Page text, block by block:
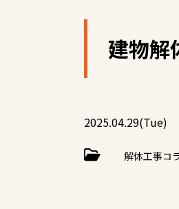
建物解
2025.04.29(Tue)
解体工事コ